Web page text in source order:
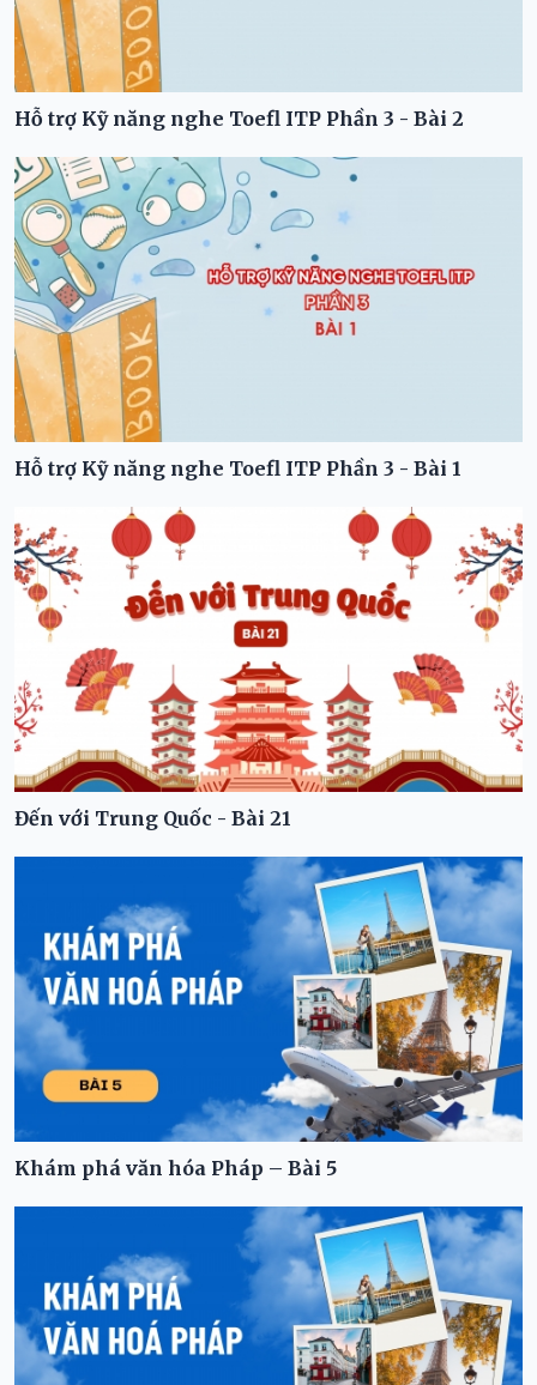
Hỗ trợ Kỹ năng nghe Toefl ITP Phần 3 - Bài 2
Hỗ trợ Kỹ năng nghe Toefl ITP Phần 3 - Bài 1
Đến với Trung Quốc - Bài 21
Khám phá văn hóa Pháp – Bài 5